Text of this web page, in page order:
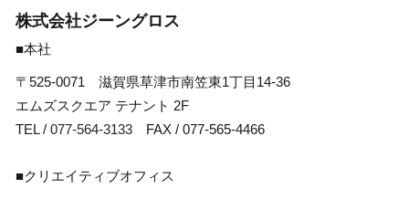
株式会社ジーングロス
■本社
〒525-0071 滋賀県草津市南笠東1丁目14-36
エムズスクエア テナント 2F
TEL / 077-564-3133 FAX / 077-565-4466
■クリエイティブオフィス